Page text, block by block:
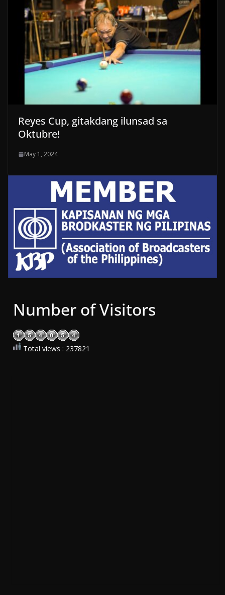
Reyes Cup, gitakdang ilunsad sa
Oktubre!
May 1, 2024
Number of Visitors
Total views : 237821